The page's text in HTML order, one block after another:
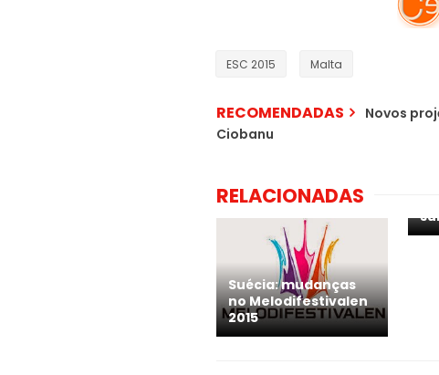
ESC 2015 Malta
RECOMENDADAS
Novos
Ciobanu
RELACIONADAS
Suécia: mudanças
no Melodifestivalen
2015